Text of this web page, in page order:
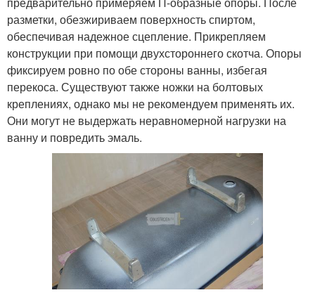
разметки, обезжириваем поверхность спиртом,
обеспечивая надежное сцепление. Прикрепляем
конструкции при помощи двухстороннего скотча. Опоры
фиксируем ровно по обе стороны ванны, избегая
перекоса. Существуют также ножки на болтовых
креплениях, однако мы не рекомендуем применять их.
Они могут не выдержать неравномерной нагрузки на
ванну и повредить эмаль.